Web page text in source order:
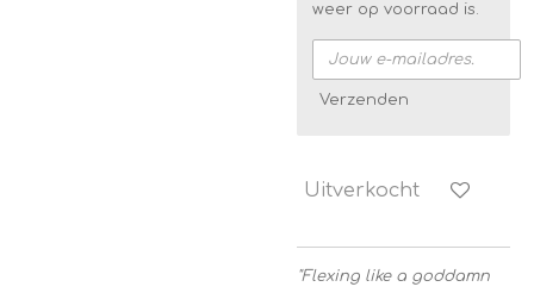
weer op voorraad is.
Verzenden
Uitverkocht
"Flexing like a goddamn